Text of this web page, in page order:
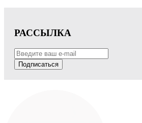
РАССЫЛКА
Подписаться